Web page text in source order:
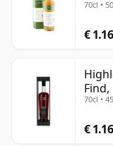
70cl •
€
Cask
70cl •
€